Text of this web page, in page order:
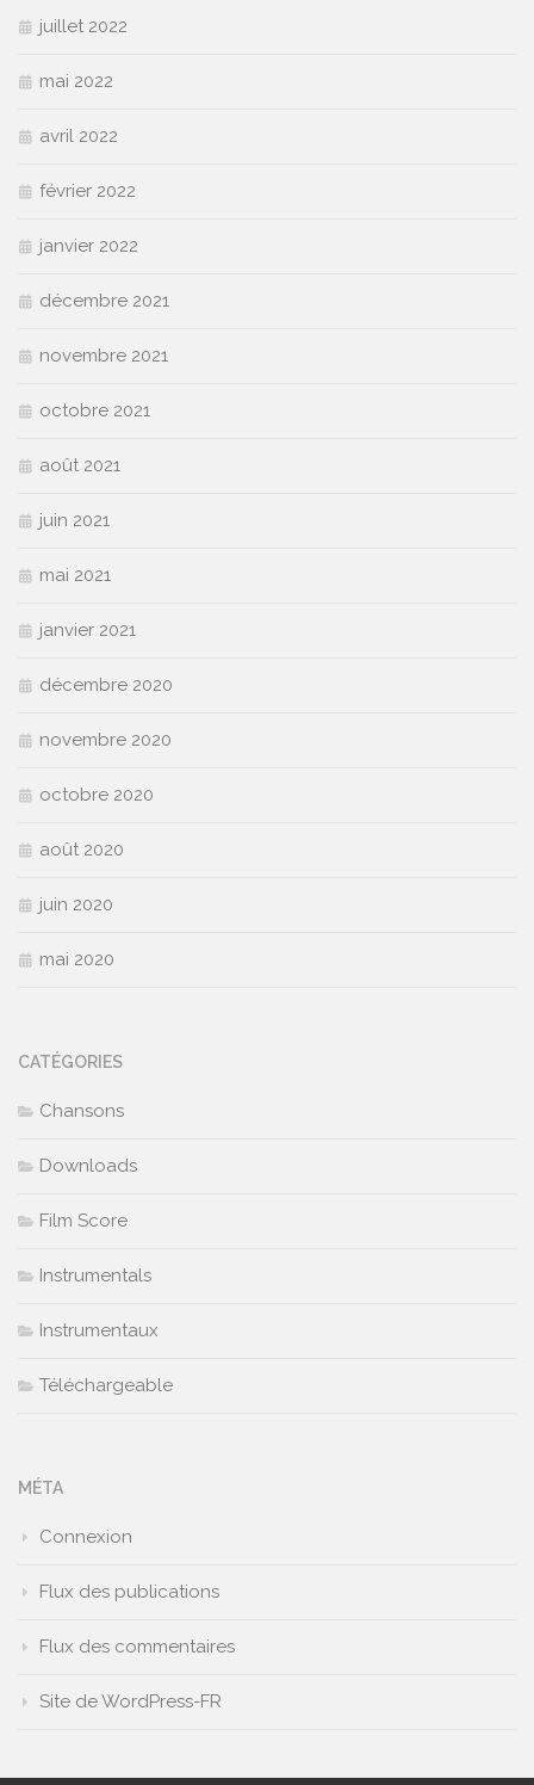
juillet 2022
mai 2022
avril 2022
février 2022
janvier 2022
décembre 2021
novembre 2021
octobre 2021
août 2021
juin 2021
mai 2021
janvier 2021
décembre 2020
novembre 2020
octobre 2020
août 2020
juin 2020
mai 2020
CATÉGORIES
Chansons
Downloads
Film Score
Instrumentals
Instrumentaux
Téléchargeable
MÉTA
Connexion
Flux des publications
Flux des commentaires
Site de WordPress-FR